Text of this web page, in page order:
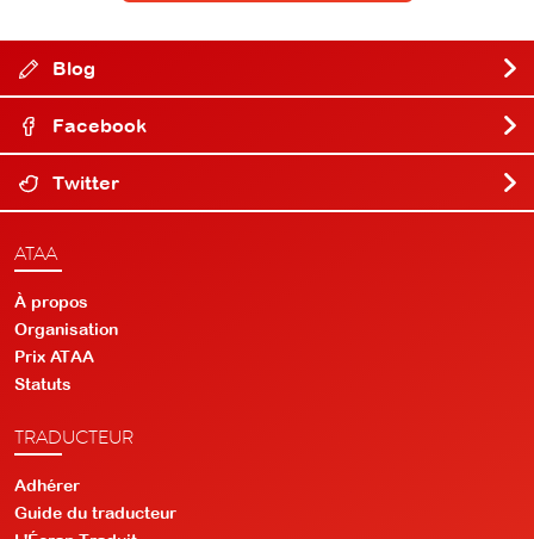
Blog
Facebook
Twitter
ATAA
À propos
Organisation
Prix ATAA
Statuts
TRADUCTEUR
Adhérer
Guide du traducteur